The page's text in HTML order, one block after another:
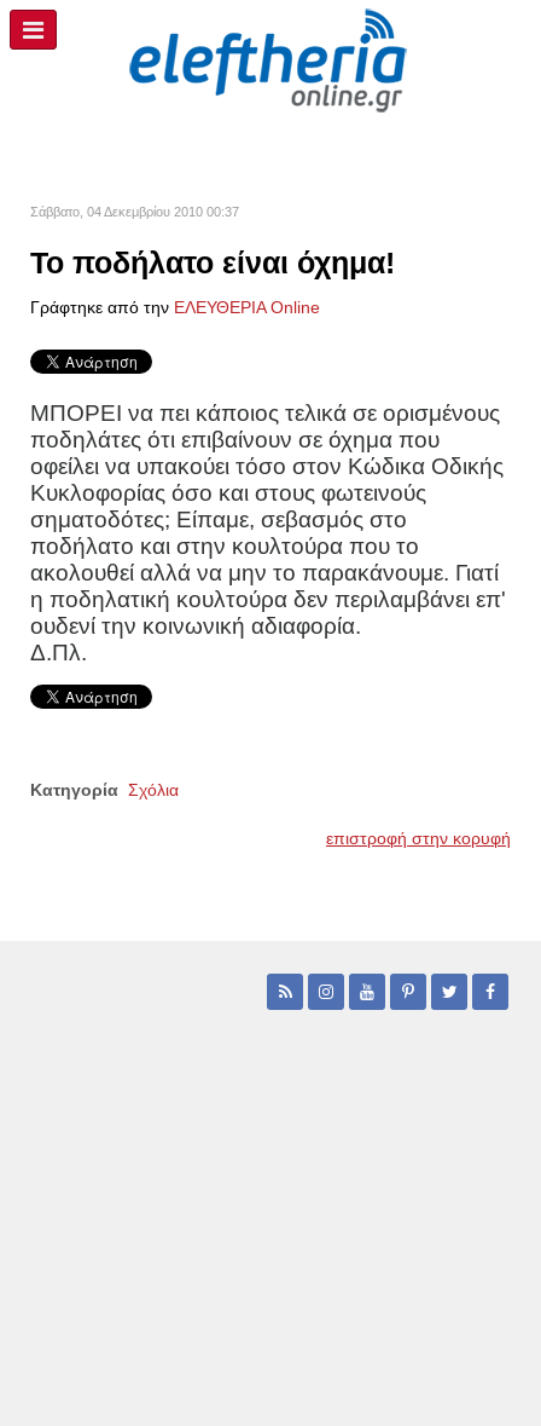
Σάββατο, 04 Δεκεμβρίου 2010 00:37
Το ποδήλατο είναι όχημα!
Γράφτηκε από την ΕΛΕΥΘΕΡΙΑ Online
ΜΠΟΡΕΙ να πει κάποιος τελικά σε ορισμένους
ποδηλάτες ότι επιβαίνουν σε όχημα που
οφείλει να υπακούει τόσο στον Κώδικα Οδικής
Κυκλοφορίας όσο και στους φωτεινούς
σηματοδότες; Είπαμε, σεβασμός στο
ποδήλατο και στην κουλτούρα που το
ακολουθεί αλλά να μην το παρακάνουμε. Γιατί
η ποδηλατική κουλτούρα δεν περιλαμβάνει επ'
ουδενί την κοινωνική αδιαφορία.
Δ.Πλ.
Κατηγορία Σχόλια
επιστροφή στην κορυφή